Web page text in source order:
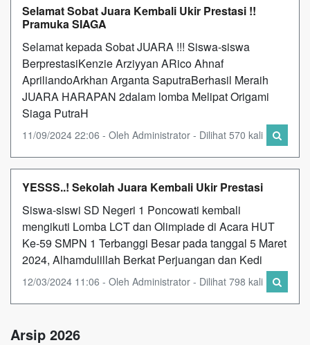
Selamat Sobat Juara Kembali Ukir Prestasi !!
Pramuka SIAGA
Selamat kepada Sobat JUARA !!! Siswa-siswa
BerprestasiKenzie Arziyyan ARico Ahnaf
ApriliandoArkhan Arganta SaputraBerhasil Meraih
JUARA HARAPAN 2dalam lomba Melipat Origami
Siaga PutraH
11/09/2024 22:06 - Oleh Administrator - Dilihat 570 kali
YESSS..! Sekolah Juara Kembali Ukir Prestasi
Siswa-siswi SD Negeri 1 Poncowati kembali
mengikuti Lomba LCT dan Olimpiade di Acara HUT
Ke-59 SMPN 1 Terbanggi Besar pada tanggal 5 Maret
2024, Alhamdulillah Berkat Perjuangan dan Kedi
12/03/2024 11:06 - Oleh Administrator - Dilihat 798 kali
Arsip 2026